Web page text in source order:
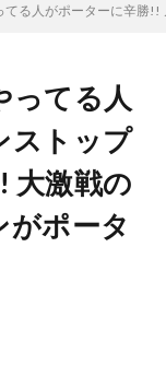
る人がポーターに辛勝!!
てる人
ストップ
大激戦の
ポータ